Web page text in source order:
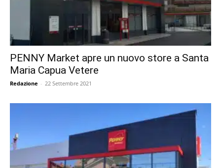
PENNY Market apre un nuovo store a Santa
Maria Capua Vetere
Redazione - 22 Settembre 2021